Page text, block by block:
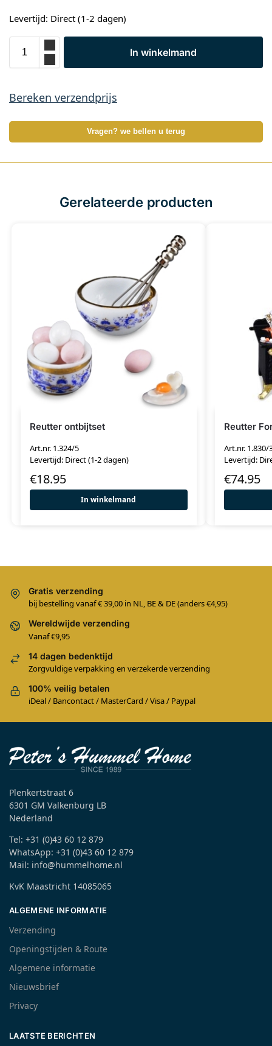
Levertijd: Direct (1-2 dagen)
In winkelmand
Bereken verzendprijs
Vragen? we bellen u terug
Gerelateerde producten
Reutter ontbijtset
Art.nr. 1.324/5
Levertijd: Direct (1-2 dagen)
€18.95
In winkelmand
Reutter
Art.nr. 1.830/
Levertijd:
€74.95
Gratis verzending
bij bestelling vanaf € 39,00 in NL, BE & DE (anders €4,95)
Wereldwijde verzending
Vanaf €9,95
14 dagen bedenktijd
Zorgvuldige verpakking en verzekerde verzending
100% veilig betalen
iDeal / Bancontact / MasterCard / Visa / Paypal
Plenkertstraat 6
6301 GM Valkenburg LB
Nederland
Tel: +31 (0)43 60 12 879
WhatsApp: +31 (0)43 60 12 879
Mail: info@hummelhome.nl
KvK Maastricht 14085065
ALGEMENE INFORMATIE
Verzending
Openingstijden & Route
Algemene informatie
Nieuwsbrief
Privacy
LAATSTE BERICHTEN